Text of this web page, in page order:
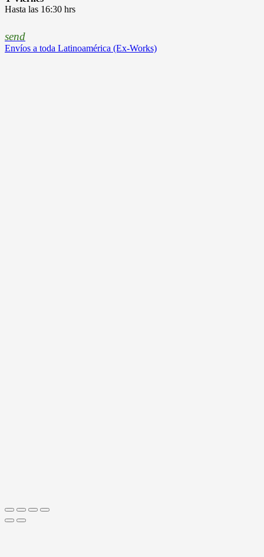
Hasta las 16:30 hrs
send
Envíos a toda Latinoamérica (Ex-Works)